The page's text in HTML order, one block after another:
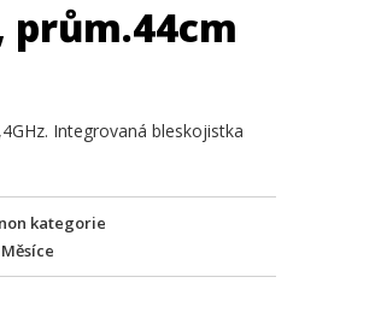
prům.44cm
Integrovaná bleskojistka
non kategorie